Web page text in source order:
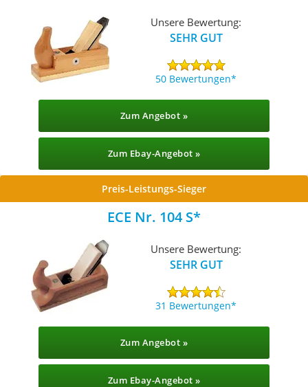
Unsere Bewertung:
SEHR GUT
50 Bewertungen
Zum Angebot »
Zum Ebay-Angebot »
Preis-Leistungs-Sieger
ECE Nr. 104 S
Unsere Bewertung:
SEHR GUT
31 Bewertungen
Zum Angebot »
Zum Ebay-Angebot »